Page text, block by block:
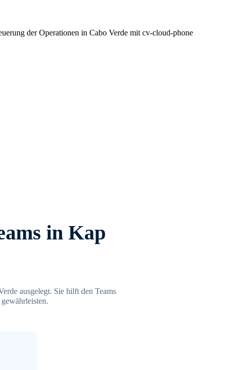
in Kap
ausgelegt. Sie hilft den Teams